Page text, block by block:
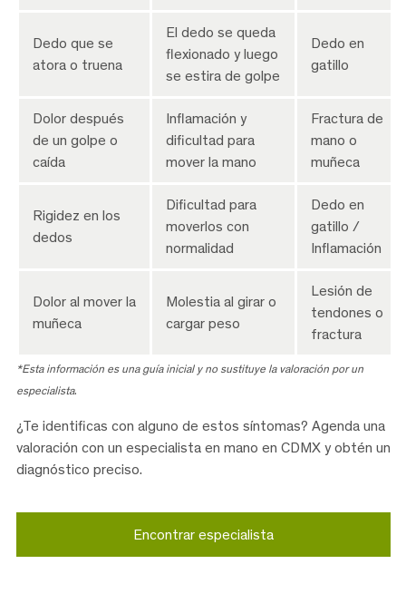
Dedo que se
atora o truena
El dedo se queda
flexionado y luego
se estira de golpe
Dedo en
gatillo
Dolor después
de un golpe o
caída
Inflamación y
dificultad para
mover la mano
Fractura de
mano o
muñeca
Rigidez en los
dedos
Dificultad para
moverlos con
normalidad
Dedo en
gatillo /
Inflamación
Dolor al mover la
muñeca
Molestia al girar o
cargar peso
Lesión de
tendones o
fractura
*Esta información es una guía inicial y no sustituye la valoración por un
especialista.
¿Te identificas con alguno de estos síntomas? Agenda una
valoración con un especialista en mano en CDMX y obtén un
diagnóstico preciso.
Encontrar especialista